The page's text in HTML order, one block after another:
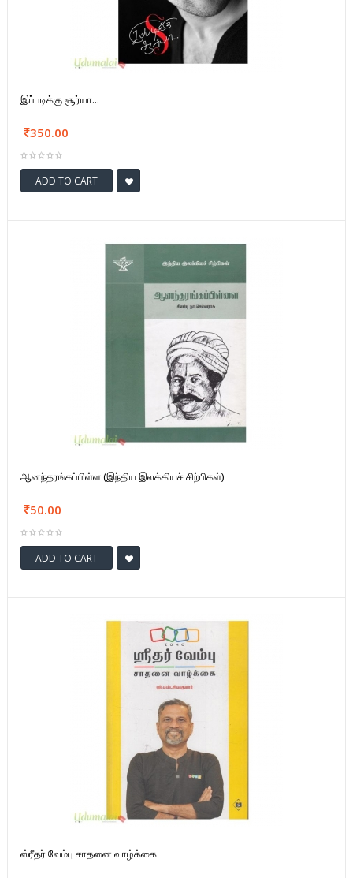
இப்படிக்கு சூர்யா...
350.00
ADD TO CART
ஆனந்தரங்கப்பிள்ள (இந்திய இலக்கியச் சிற்பிகள்)
50.00
ADD TO CART
ஸ்ரீதர் வேம்பு சாதனை வாழ்க்கை